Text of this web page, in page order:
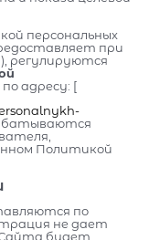
персональных
при
регулируются
адресу: [
Политикой
по
не дает
будет